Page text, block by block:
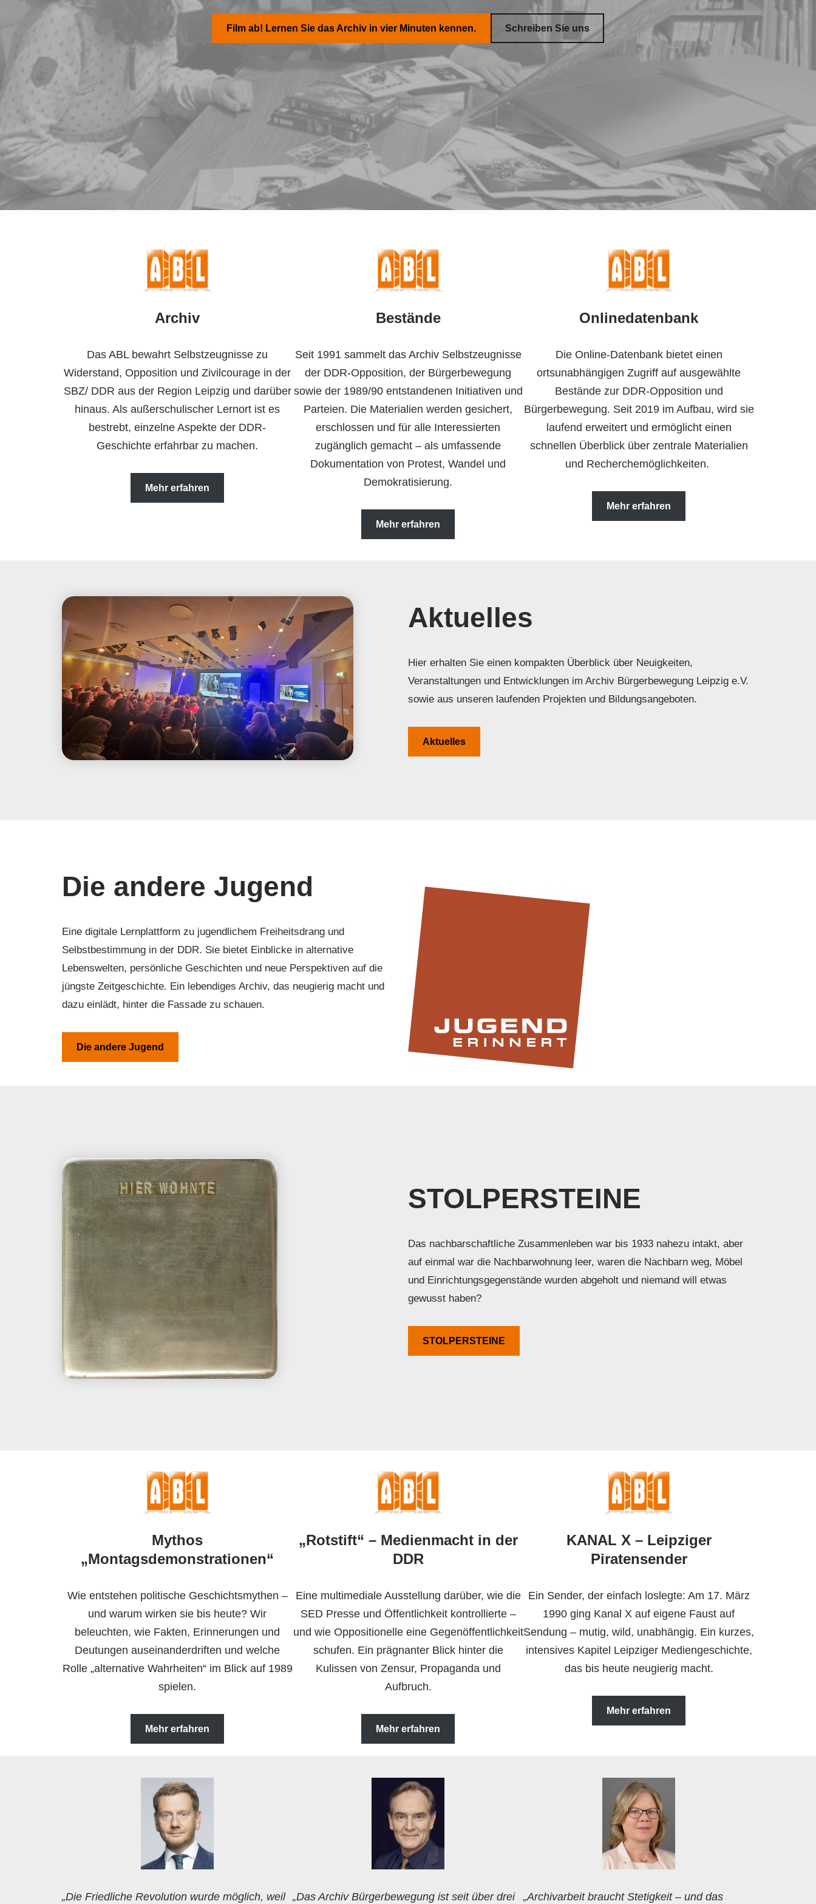
Film ab! Lernen Sie das Archiv in vier Minuten kennen. Schreiben Sie uns
Archiv
Das ABL bewahrt Selbstzeugnisse zu
Widerstand, Opposition und Zivilcourage in der
SBZ/ DDR aus der Region Leipzig und darüber
hinaus. Als außerschulischer Lernort ist es
bestrebt, einzelne Aspekte der DDR-
Geschichte erfahrbar zu machen.
Mehr erfahren
Bestände
Seit 1991 sammelt das Archiv Selbstzeugnisse
der DDR-Opposition, der Bürgerbewegung
sowie der 1989/90 entstandenen Initiativen und
Parteien. Die Materialien werden gesichert,
erschlossen und für alle Interessierten
zugänglich gemacht – als umfassende
Dokumentation von Protest, Wandel und
Demokratisierung.
Mehr erfahren
Onlinedatenbank
Die Online-Datenbank bietet einen
ortsunabhängigen Zugriff auf ausgewählte
Bestände zur DDR-Opposition und
Bürgerbewegung. Seit 2019 im Aufbau, wird sie
laufend erweitert und ermöglicht einen
schnellen Überblick über zentrale Materialien
und Recherchemöglichkeiten.
Mehr erfahren
Aktuelles
Hier erhalten Sie einen kompakten Überblick über Neuigkeiten,
Veranstaltungen und Entwicklungen im Archiv Bürgerbewegung Leipzig e.V.
sowie aus unseren laufenden Projekten und Bildungsangeboten.
Aktuelles
Die andere Jugend
Eine digitale Lernplattform zu jugendlichem Freiheitsdrang und
Selbstbestimmung in der DDR. Sie bietet Einblicke in alternative
Lebenswelten, persönliche Geschichten und neue Perspektiven auf die
jüngste Zeitgeschichte. Ein lebendiges Archiv, das neugierig macht und
dazu einlädt, hinter die Fassade zu schauen.
Die andere Jugend
STOLPERSTEINE
Das nachbarschaftliche Zusammenleben war bis 1933 nahezu intakt, aber
auf einmal war die Nachbarwohnung leer, waren die Nachbarn weg, Möbel
und Einrichtungsgegenstände wurden abgeholt und niemand will etwas
gewusst haben?
STOLPERSTEINE
Mythos
„Montagsdemonstrationen“
Wie entstehen politische Geschichtsmythen –
und warum wirken sie bis heute? Wir
beleuchten, wie Fakten, Erinnerungen und
Deutungen auseinanderdriften und welche
Rolle „alternative Wahrheiten“ im Blick auf 1989
spielen.
Mehr erfahren
„Rotstift“ – Medienmacht in der
DDR
Eine multimediale Ausstellung darüber, wie die
SED Presse und Öffentlichkeit kontrollierte –
und wie Oppositionelle eine Gegenöffentlichkeit
schufen. Ein prägnanter Blick hinter die
Kulissen von Zensur, Propaganda und
Aufbruch.
Mehr erfahren
KANAL X – Leipziger
Piratensender
Ein Sender, der einfach loslegte: Am 17. März
1990 ging Kanal X auf eigene Faust auf
Sendung – mutig, wild, unabhängig. Ein kurzes,
intensives Kapitel Leipziger Mediengeschichte,
das bis heute neugierig macht.
Mehr erfahren
„Die Friedliche Revolution wurde möglich, weil „Das Archiv Bürgerbewegung ist seit über drei „Archivarbeit braucht Stetigkeit – und das